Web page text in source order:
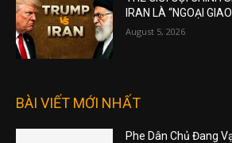
IRAN LÀ “NGOẠI
August 5, 2026
BÀI VIẾT MỚI NHẤT
Phe Dân Chủ Đang